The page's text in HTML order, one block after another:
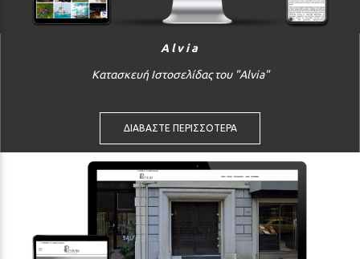
Alvia
Κατασκευή Ιστοσελίδας του "Alvia"
ΔΙΑΒΑΣΤΕ ΠΕΡΙΣΣΟΤΕΡΑ